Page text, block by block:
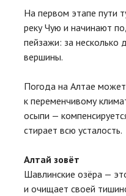
На первом этапе пути
реку Чую и начинают
пейзажи: за несколько
вершины.
Погода на Алтае
к переменчивому
осыпи —
стирает всю усталость.
Алтай зовёт
Шавлинские озёра —
и очищает своей